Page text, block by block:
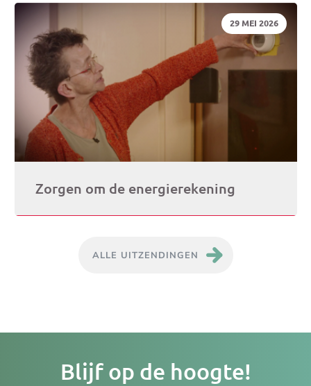
DATUM:
29 MEI 2026
Zorgen om de energierekening
ALLE UITZENDINGEN
Blijf op de hoogte!